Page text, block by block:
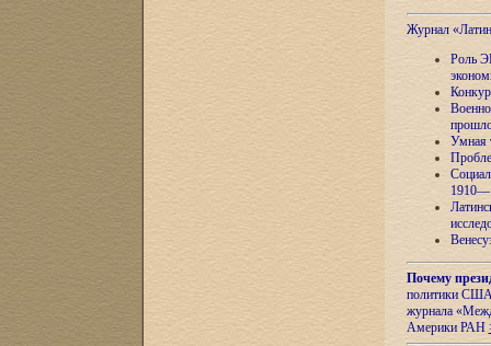
Журнал
Роль
Умная
Почему
политики США
журнала
Америки РАН